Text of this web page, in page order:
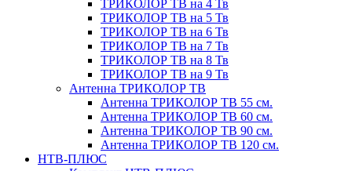
ТРИКОЛОР ТВ на 4 Тв
ТРИКОЛОР ТВ на 5 Тв
ТРИКОЛОР ТВ на 6 Тв
ТРИКОЛОР ТВ на 7 Тв
ТРИКОЛОР ТВ на 8 Тв
ТРИКОЛОР ТВ на 9 Тв
Антенна ТРИКОЛОР ТВ
Антенна ТРИКОЛОР ТВ 55 см.
Антенна ТРИКОЛОР ТВ 60 см.
Антенна ТРИКОЛОР ТВ 90 см.
Антенна ТРИКОЛОР ТВ 120 см.
НТВ-ПЛЮС